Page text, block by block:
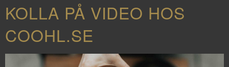
KOLLA PÅ VIDEO HOS
COOHL.SE